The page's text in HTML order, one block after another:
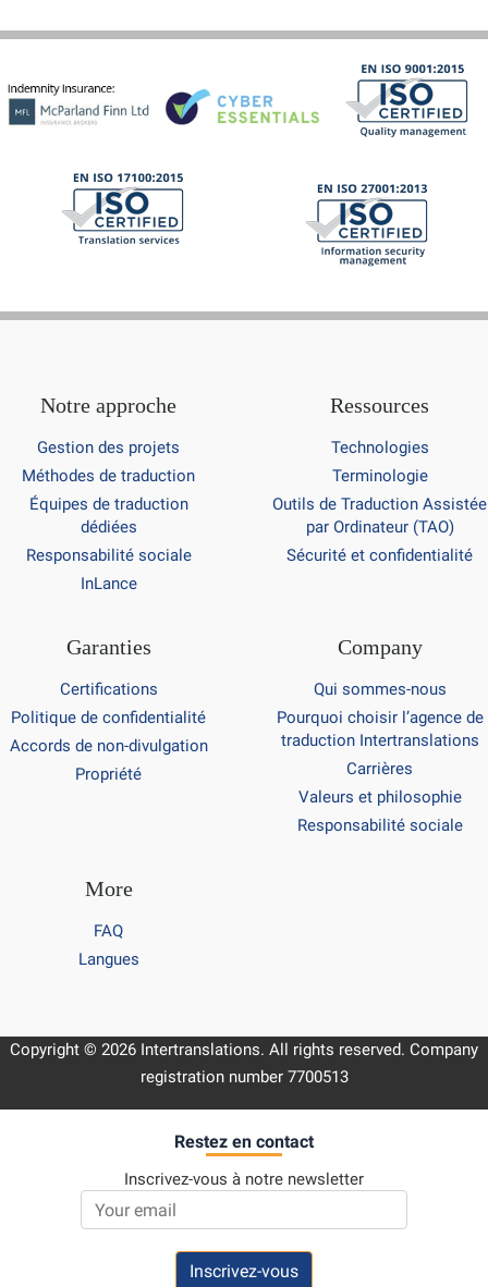
Notre approche
Gestion des projets
Méthodes de traduction
Équipes de traduction
dédiées
Responsabilité sociale
InLance
Ressources
Technologies
Terminologie
Outils de Traduction Assistée
par Ordinateur (TAO)
Sécurité et confidentialité
Garanties
Certifications
Politique de confidentialité
Accords de non-divulgation
Propriété
Company
Qui sommes-nous
Pourquoi choisir l’agence de
traduction Intertranslations
Carrières
Valeurs et philosophie
Responsabilité sociale
More
FAQ
Langues
Copyright © 2026 Intertranslations. All rights reserved. Company
registration number 7700513
Restez en contact
Inscrivez-vous à notre newsletter